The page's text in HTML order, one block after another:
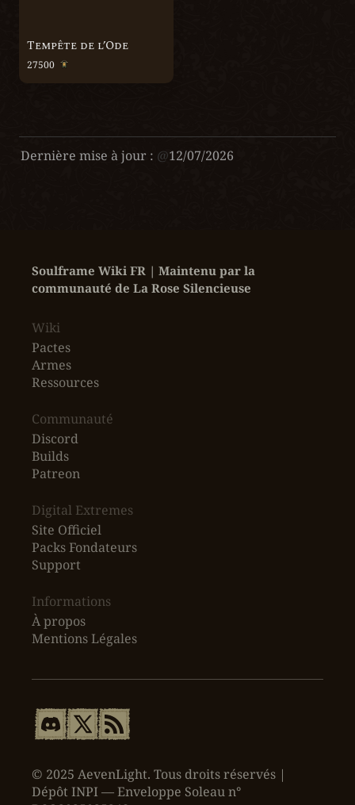
Tempête de l’Ode
27500
Dernière mise à jour : @12/07/2026
Soulframe Wiki FR | Maintenu par la
communauté de La Rose Silencieuse
Wiki
Pactes
Armes
Ressources
‎Communauté
Discord
Builds
Patreon
Digital Extremes
Site Officiel
Packs Fondateurs
Support
Informations
À propos
Mentions Légales
© 2025 AevenLight. Tous droits réservés |
Dépôt INPI — Enveloppe Soleau n°